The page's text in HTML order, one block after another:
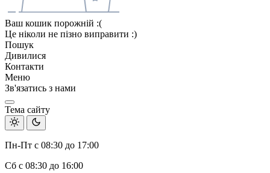
Ваш кошик порожній :(
Це ніколи не пізно виправити :)
Пошук
Дивилися
Контакти
Меню
Зв'язатись з нами
Тема сайту
Пн-Пт с 08:30 до 17:00
Сб с 08:30 до 16:00